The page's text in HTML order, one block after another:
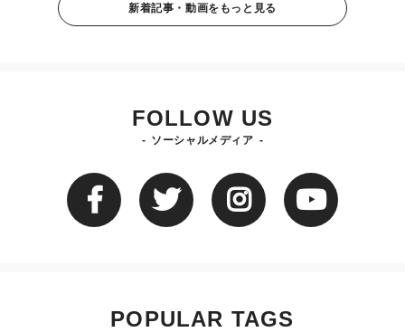
新着記事・動画をもっと見る
FOLLOW US
ソーシャルメディア
POPULAR TAGS